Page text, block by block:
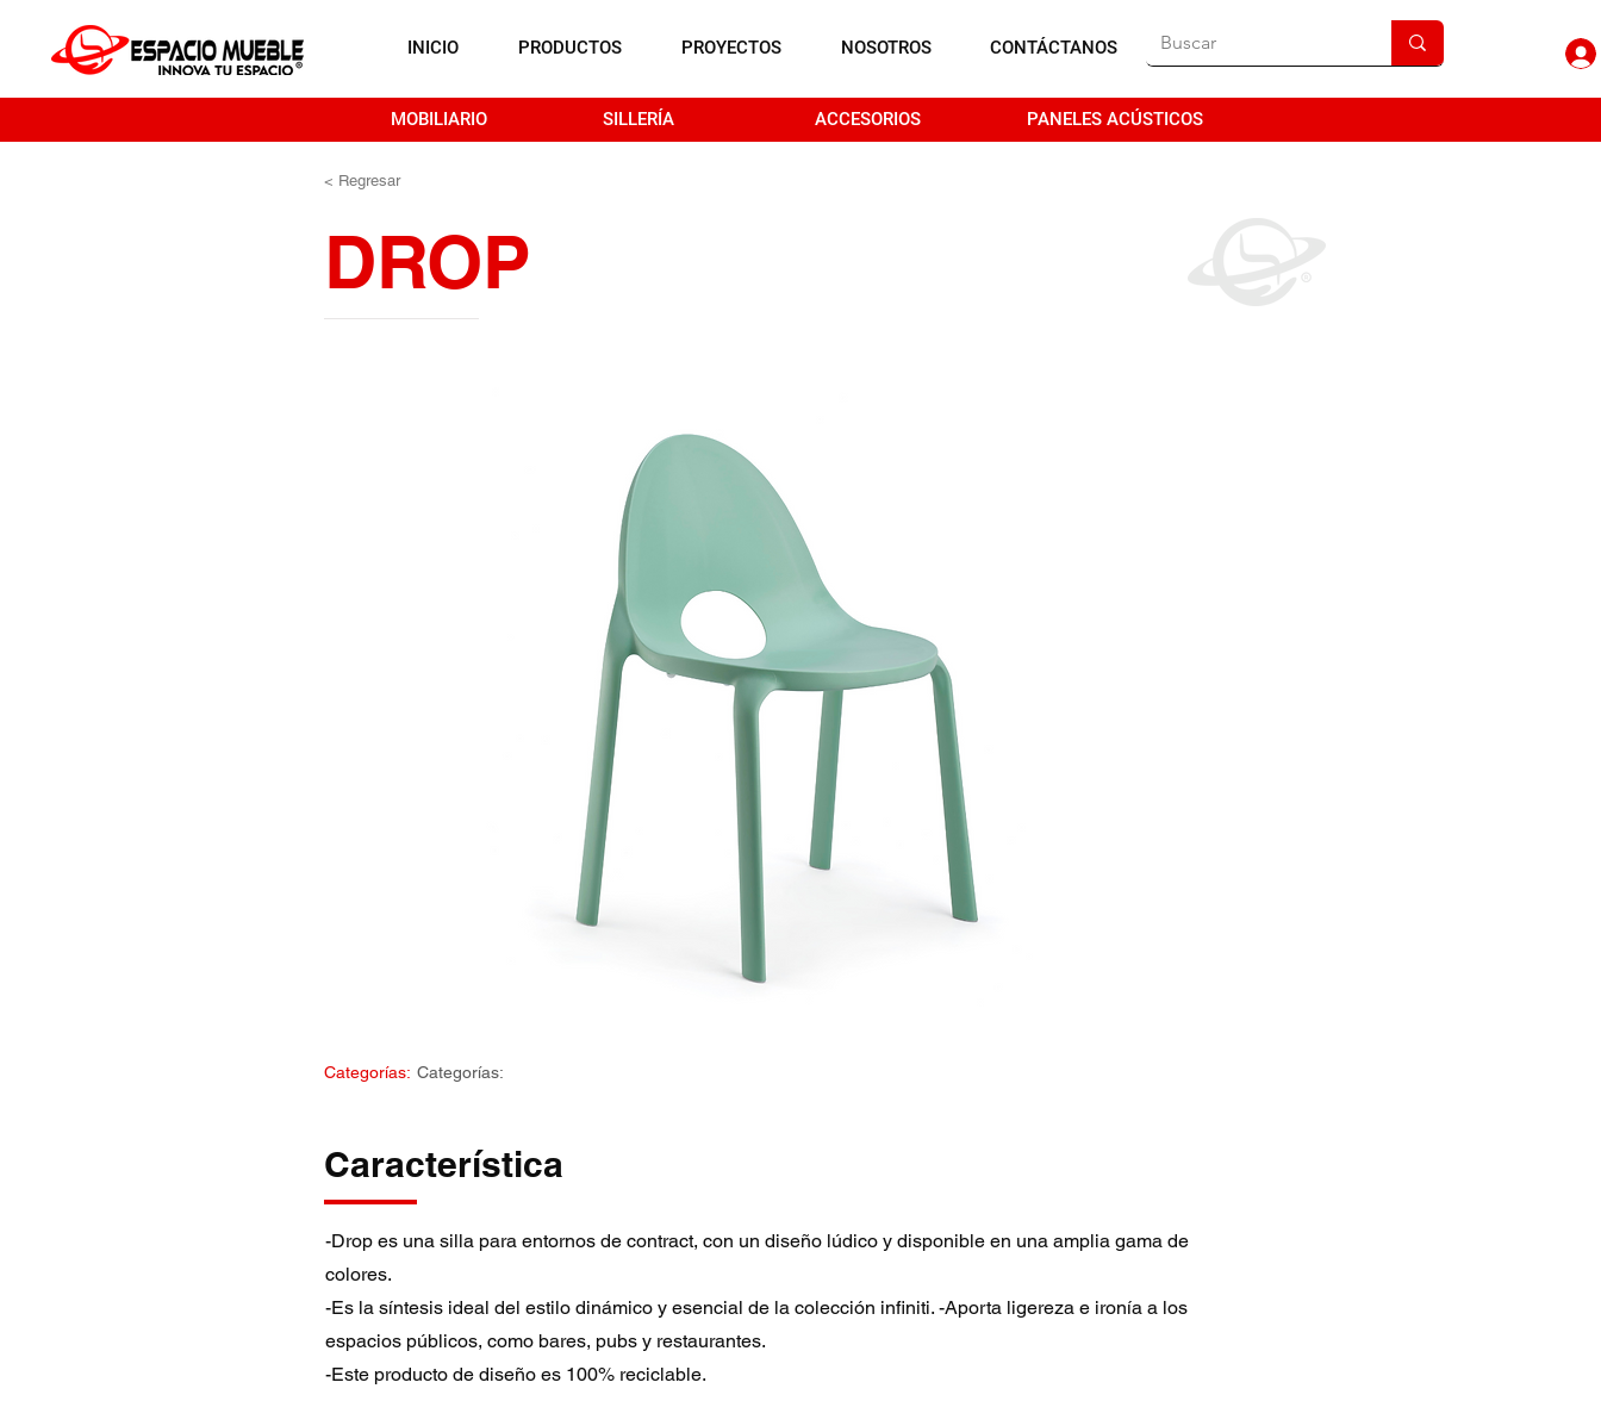
INICIO PRODUCTOS PROYECTOS NOSOTROS CONTÁCTANOS
MOBILIARIO SILLERÍA ACCESORIOS PANELES ACÚSTICOS
< Regresar
DROP
Categorías: Categorías:
Característica
-Drop es una silla para entornos de contract, con un diseño lúdico y disponible en una amplia gama de
colores.
-Es la síntesis ideal del estilo dinámico y esencial de la colección infiniti. -Aporta ligereza e ironía a los
espacios públicos, como bares, pubs y restaurantes.
-Este producto de diseño es 100% reciclable.